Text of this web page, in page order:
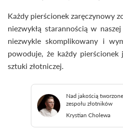
Każdy pierścionek zaręczynowy
niezwykłą starannością w
niezwykle skomplikowany i
powoduje, że każdy pierścionek
sztuki złotniczej.
Nad jakością
zespołu złotników
Krystian Cholewa